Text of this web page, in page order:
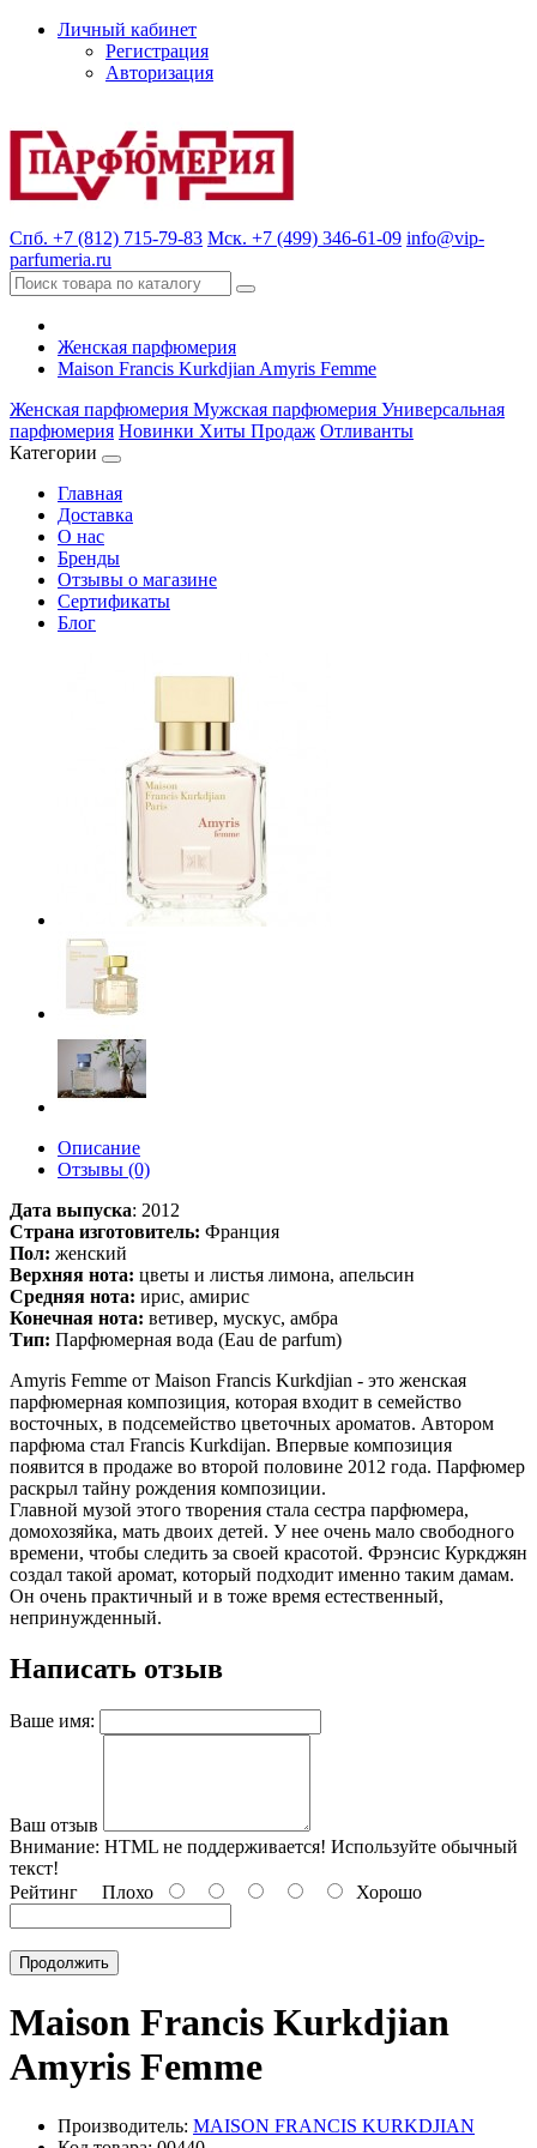
Личный кабинет
Регистрация
Авторизация
Спб. +7 (812) 715-79-83 Мск. +7 (499) 346-61-09 info@vip-
parfumeria.ru
Женская парфюмерия
Maison Francis Kurkdjian Amyris Femme
Женская парфюмерия Мужская парфюмерия Универсальная
парфюмерия Новинки Хиты Продаж Отливанты
Категории
Главная
Доставка
О нас
Бренды
Отзывы о магазине
Сертификаты
Блог
Описание
Отзывы (0)
Дата выпуска: 2012
Страна изготовитель: Франция
Пол: женский
Верхняя нота: цветы и листья лимона, апельсин
Средняя нота: ирис, амирис
Конечная нота: ветивер, мускус, амбра
Тип: Парфюмерная вода (Eau de parfum)
Amyris Femme от Maison Francis Kurkdjian - это женская
парфюмерная композиция, которая входит в семейство
восточных, в подсемейство цветочных ароматов. Автором
парфюма стал Francis Kurkdijan. Впервые композиция
появится в продаже во второй половине 2012 года. Парфюмер
раскрыл тайну рождения композиции.
Главной музой этого творения стала сестра парфюмера,
домохозяйка, мать двоих детей. У нее очень мало свободного
времени, чтобы следить за своей красотой. Фрэнсис Куркджян
создал такой аромат, который подходит именно таким дамам.
Он очень практичный и в тоже время естественный,
непринужденный.
Написать отзыв
Ваше имя:
Ваш отзыв
Внимание: HTML не поддерживается! Используйте обычный
текст!
Рейтинг Плохо Хорошо
Продолжить
Maison Francis Kurkdjian
Amyris Femme
Производитель: MAISON FRANCIS KURKDJIAN